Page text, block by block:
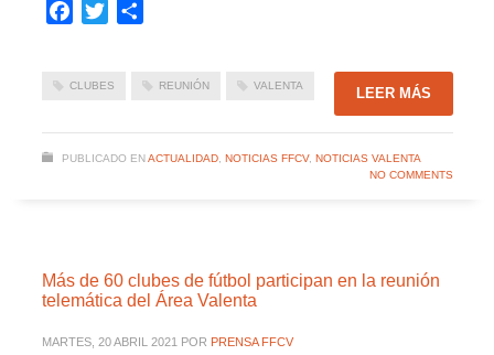
Facebook
Twitter
CLUBES REUNIÓN VALENTA LEER MÁS
PUBLICADO EN ACTUALIDAD, NOTICIAS FFCV, NOTICIAS VALENTA
NO COMMENTS
Más de 60 clubes de fútbol participan en la reunión
telemática del Área Valenta
MARTES, 20 ABRIL 2021 POR PRENSA FFCV